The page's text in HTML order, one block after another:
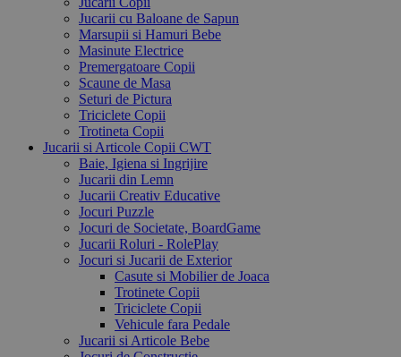
Jucarii cu Baloane de Sapun
Marsupii si Hamuri Bebe
Masinute Electrice
Premergatoare Copii
Scaune de Masa
Seturi de Pictura
Triciclete Copii
Trotineta Copii
Jucarii si Articole Copii CWT
Baie, Igiena si Ingrijire
Jucarii din Lemn
Jucarii Creativ Educative
Jocuri Puzzle
Jocuri de Societate, BoardGame
Jucarii Roluri - RolePlay
Jocuri si Jucarii de Exterior
Casute si Mobilier de Joaca
Trotinete Copii
Triciclete Copii
Vehicule fara Pedale
Jucarii si Articole Bebe